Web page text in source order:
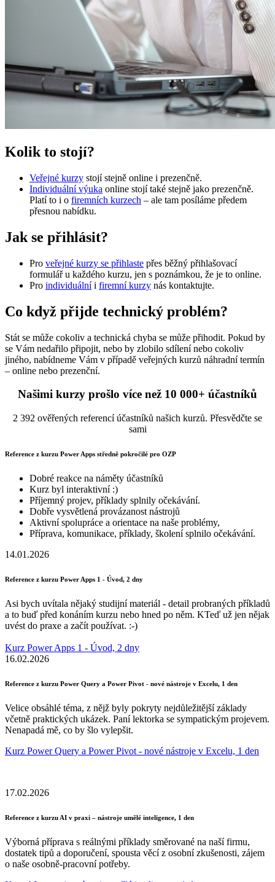
Kolik to stojí?
Veřejné kurzy stojí stejně online i prezenčně.
Individuální výuka online stojí také stejně jako prezenčně.
Platí to i o firemních kurzech – ale tam posíláme předem
přesnou nabídku.
Jak se přihlásit?
Pro veřejné kurzy se přihlaste přes běžný přihlašovací
formulář u každého kurzu, jen s poznámkou, že je to online.
Pro individuálníi firemní kurzy nás kontaktujte.
Co když přijde technický problém?
Stát se může cokoliv a technická chyba se může přihodit. Pokud by
se Vám nedařilo připojit, nebo by zlobilo sdílení nebo cokoliv
jiného, nabídneme Vám v případě veřejných kurzů náhradní termín
– online nebo prezenční.
Našimi kurzy prošlo více než 10 000+ účastníků
2 392 ověřených referencí účastníků našich kurzů. Přesvědčte se
sami
Reference z kurzu Power Apps středně pokročilé pro OZP
Dobré reakce na náměty účastníků
Kurz byl interaktivní :)
Příjemný projev, příklady splnily očekávání.
Dobře vysvětlená provázanost nástrojů
Aktivní spolupráce a orientace na naše problémy,
Příprava, komunikace, příklady, školení splnilo očekávání.
14.01.2026
Reference z kurzu Power Apps 1 - Úvod, 2 dny
Asi bych uvítala nějaký studijní materiál - detail probraných příkladů
a to buď před konáním kurzu nebo hned po něm. KTeď už jen nějak
uvést do praxe a začít používat. :-)
Kurz Power Apps 1 - Úvod, 2 dny
16.02.2026
Reference z kurzu Power Query a Power Pivot - nové nástroje v Excelu, 1 den
Velice obsáhlé téma, z nějž byly pokryty nejdůležitější základy
včetně praktických ukázek. Paní lektorka se sympatickým projevem.
Nenapadá mě, co by šlo vylepšit.
Kurz Power Query a Power Pivot - nové nástroje v Excelu, 1 den
17.02.2026
Reference z kurzu AI v praxi – nástroje umělé inteligence, 1 den
Výborná příprava s reálnými příklady směrované na naší firmu,
dostatek tipů a doporučení, spousta věcí z osobní zkušenosti, zájem
o naše osobně-pracovní potřeby.